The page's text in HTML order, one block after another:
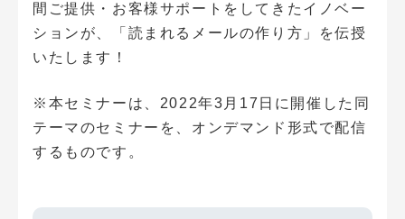
間ご提供・お客様サポートをしてきたイノベー
ションが、「読まれるメールの作り方」を伝授
いたします！
※本セミナーは、2022年3月17日に開催した同
テーマのセミナーを、オンデマンド形式で配信
するものです。